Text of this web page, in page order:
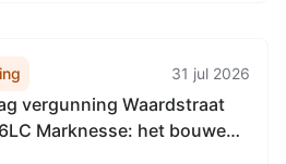
31 jul 2026
vergunning Waardstraat
Marknesse: het bouwen